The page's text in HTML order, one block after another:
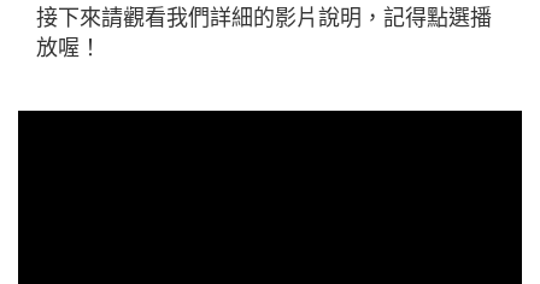
接下來請觀看我們詳細的影片說明，記得點選播
放喔！